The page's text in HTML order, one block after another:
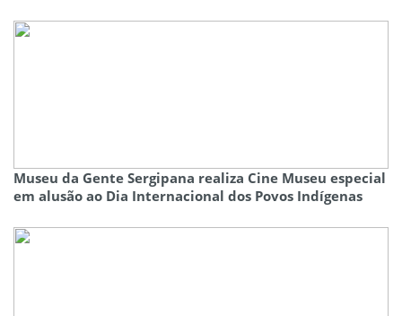
Museu da Gente Sergipana realiza Cine Museu especial
em alusão ao Dia Internacional dos Povos Indígenas